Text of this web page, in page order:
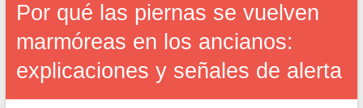
Por qué las piernas se vuelven
marmóreas en los ancianos:
explicaciones y señales de alerta